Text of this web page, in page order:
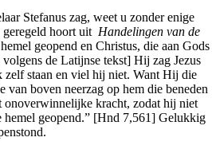
Stefanus zag, weet u zonder enige
hoort uit Handelingen van de
geopend en Christus, die aan Gods
de Latijnse tekst] Hij zag Jezus
zelf staan en viel hij niet. Want Hij die
van boven neerzag op hem die beneden
onoverwinnelijke kracht, zodat hij niet
geopend.” [Hnd 7,561] Gelukkig